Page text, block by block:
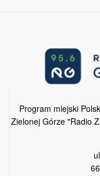
Program miejski
Zielonej Górze "Radio